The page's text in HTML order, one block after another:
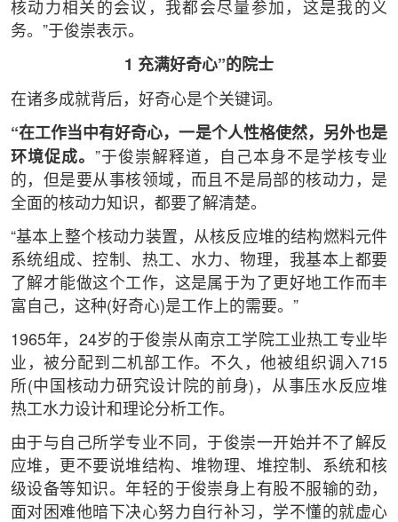
核动力相关的会议，我都会尽量参加，这是我的义
务。”于俊崇表示。
1 充满好奇心”的院士
在诸多成就背后，好奇心是个关键词。
“在工作当中有好奇心，一是个人性格使然，另外也是
环境促成。 ”于俊崇解释道，自己本身不是学核专业
的，但是要从事核领域，而且不是局部的核动力，是
全面的核动力知识，都要了解清楚。
“基本上整个核动力装置，从核反应堆的结构燃料元件
系统组成、控制、热工、水力、物理，我基本上都要
了解才能做这个工作，这是属于为了更好地工作而丰
富自己，这种(好奇心)是工作上的需要。”
1965年，24岁的于俊崇从南京工学院工业热工专业毕
业，被分配到二机部工作。不久，他被组织调入715
所(中国核动力研究设计院的前身)，从事压水反应堆
热工水力设计和理论分析工作。
由于与自己所学专业不同，于俊崇一开始并不了解反
应堆，更不要说堆结构、堆物理、堆控制、系统和核
级设备等知识。年轻的于俊崇身上有股不服输的劲，
面对困难他暗下决心努力自行补习，学不懂的就虚心